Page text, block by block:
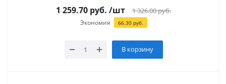
1 259.70 руб. /шт 1 326.00руб.
Экономия 66.30руб.
В корзину